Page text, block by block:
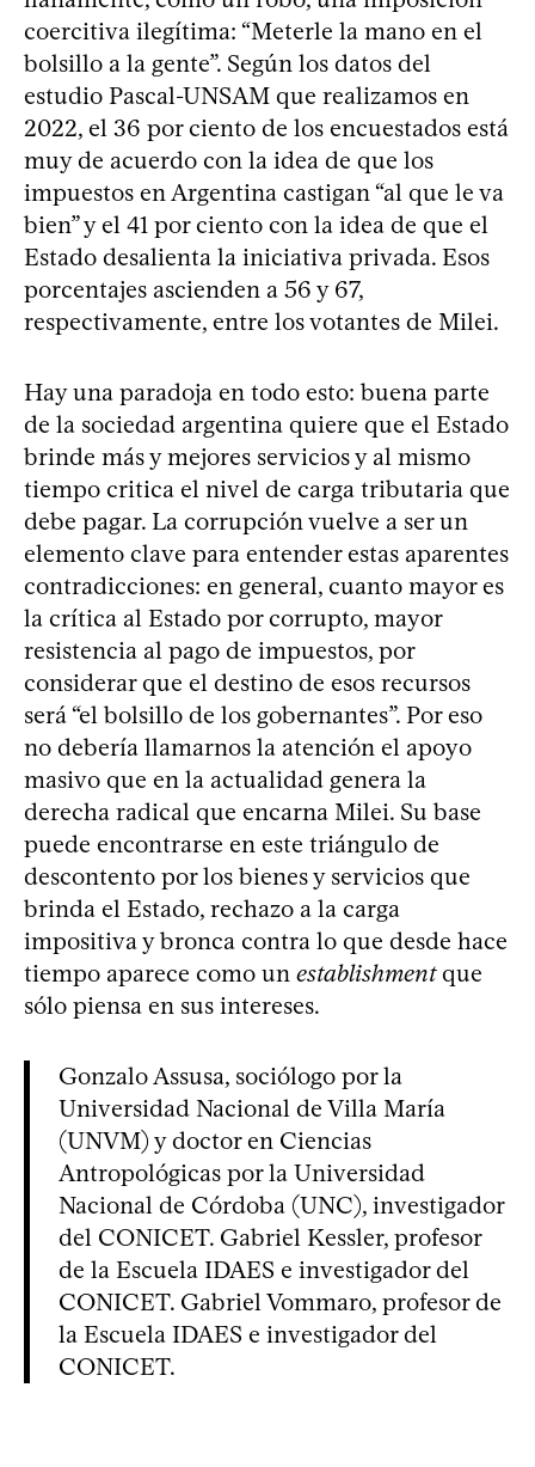
coercitiva ilegítima: “Meterle la mano en el
bolsillo a la gente”. Según los datos del
estudio Pascal-UNSAM que realizamos en
2022, el 36 por ciento de los encuestados está
muy de acuerdo con la idea de que los
impuestos en Argentina castigan “al que le va
bien” y el 41 por ciento con la idea de que el
Estado desalienta la iniciativa privada. Esos
porcentajes ascienden a 56 y 67,
respectivamente, entre los votantes de Milei.
Hay una paradoja en todo esto: buena parte
de la sociedad argentina quiere que el Estado
brinde más y mejores servicios y al mismo
tiempo critica el nivel de carga tributaria que
debe pagar. La corrupción vuelve a ser un
elemento clave para entender estas aparentes
contradicciones: en general, cuanto mayor es
la crítica al Estado por corrupto, mayor
resistencia al pago de impuestos, por
considerar que el destino de esos recursos
será “el bolsillo de los gobernantes”. Por eso
no debería llamarnos la atención el apoyo
masivo que en la actualidad genera la
derecha radical que encarna Milei. Su base
puede encontrarse en este triángulo de
descontento por los bienes y servicios que
brinda el Estado, rechazo a la carga
impositiva y bronca contra lo que desde hace
tiempo aparece como un establishmentque
sólo piensa en sus intereses.
Gonzalo Assusa, sociólogo por la
Universidad Nacional de Villa María
(UNVM) y doctor en Ciencias
Antropológicas por la Universidad
Nacional de Córdoba (UNC), investigador
del CONICET. Gabriel Kessler, profesor
de la Escuela IDAES e investigador del
CONICET. Gabriel Vommaro, profesor de
la Escuela IDAES e investigador del
CONICET.